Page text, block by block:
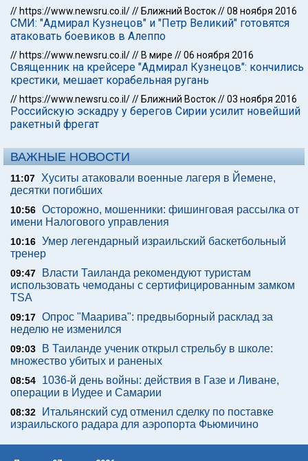
// https://www.newsru.co.il/// Ближний Восток//08 ноября 2016
СМИ: "Адмирал Кузнецов" и "Петр Великий" готовятся
атаковать боевиков в Алеппо
// https://www.newsru.co.il/// В мире //06 ноября 2016
Священник на крейсере "Адмирал Кузнецов": кончились
крестики, мешает корабельная ругань
// https://www.newsru.co.il/// Ближний Восток//03 ноября 2016
Российскую эскадру у берегов Сирии усилит новейший
ракетный фрегат
ВАЖНЫЕ НОВОСТИ
11:07
Хуситы атаковали военные лагеря в Йемене,
десятки погибших
10:56 Осторожно, мошенники: фишинговая рассылка от
имени Налогового управления
10:16 Умер легендарный израильский баскетбольный
тренер
09:47
Власти Таиланда рекомендуют туристам
использовать чемоданы с сертифицированным замком
TSA
09:17 Опрос "Mаарива": предвыборный расклад за
неделю не изменился
09:03
В Таиланде ученик открыл стрельбу в школе:
множество убитых и раненых
08:54
1036-й день войны: действия в Газе и Ливане,
операции в Иудее и Самарии
08:32
Итальянский суд отменил сделку по поставке
израильского радара для аэропорта Фьюмичино